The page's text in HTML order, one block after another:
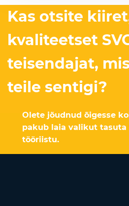
Kas otsite
kvaliteetset
teisendajat,
teile sentigi?
Olete jõudnud õigesse
pakub laia valikut tasuta
tööriistu.